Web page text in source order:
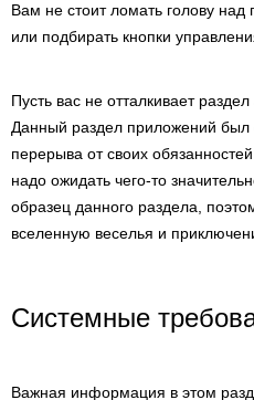
Вам не стоит ломать голову над
или подбирать кнопки
Пусть вас не отталкивает
Данный раздел приложений был
перерыва от своих
надо ожидать чего-то
образец данного раздела,
вселенную веселья и
Системные
Важная информация в этом